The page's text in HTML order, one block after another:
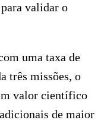
validar o
uma taxa de
três missões, o
valor científico
de maior